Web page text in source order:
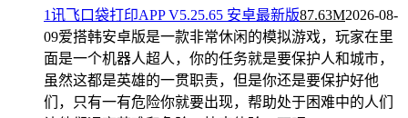
1讯飞口袋打印APP V5.25.65 安卓最新版87.63M2026-08-
09爱搭韩安卓版是一款非常休闲的模拟游戏，玩家在里
面是一个机器人超人，你的任务就是要保护人和城市，
虽然这都是英雄的一贯职责，但是你还是要保护好他
们，只有一有危险你就要出现，帮助处于困难中的人们